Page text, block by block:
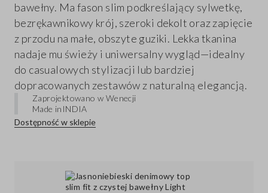
bawełny. Ma fason slim podkreślający sylwetkę,
bezrękawnikowy krój, szeroki dekolt oraz zapięcie
z przodu na małe, obszyte guziki. Lekka tkanina
nadaje mu świeży i uniwersalny wygląd—idealny
do casualowych stylizacji lub bardziej
dopracowanych zestawów z naturalną elegancją.
Zaprojektowano w Wenecji
Made in INDIA
Dostępność w sklepie